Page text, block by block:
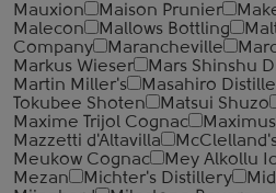
Mauxion
Maison Prunier
Malecon
Mallows Bottling
Company
Marancheville
Markus Wieser
Mars Shinshu
Martin Miller's
Masahiro
Tokubee Shoten
Matsui Shuzo
Maxime Trijol Cognac
Maximus
Mazzetti d'Altavilla
Meukow Cognac
Mey Alkollu
Mezan
Michter's Distillery